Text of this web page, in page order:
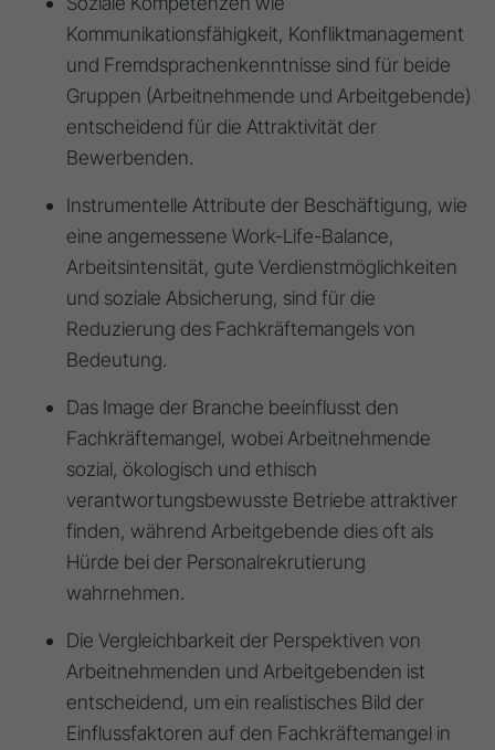
Kommunikationsfähigkeit, Konfliktmanagement
und Fremdsprachenkenntnisse sind für beide
Gruppen (Arbeitnehmende und Arbeitgebende)
entscheidend für die Attraktivität der
Bewerbenden.
Instrumentelle Attribute der Beschäftigung, wie
eine angemessene Work-Life-Balance,
Arbeitsintensität, gute Verdienstmöglichkeiten
und soziale Absicherung, sind für die
Reduzierung des Fachkräftemangels von
Bedeutung.
Das Image der Branche beeinflusst den
Fachkräftemangel, wobei Arbeitnehmende
sozial, ökologisch und ethisch
verantwortungsbewusste Betriebe attraktiver
finden, während Arbeitgebende dies oft als
Hürde bei der Personalrekrutierung
wahrnehmen.
Die Vergleichbarkeit der Perspektiven von
Arbeitnehmenden und Arbeitgebenden ist
entscheidend, um ein realistisches Bild der
Einflussfaktoren auf den Fachkräftemangel in